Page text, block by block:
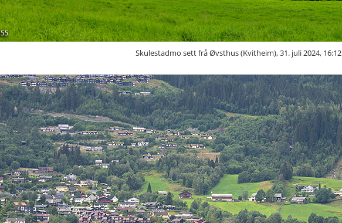
Skulestadmo sett frå Øvsthus (Kvitheim), 31. juli 2024, 16:12